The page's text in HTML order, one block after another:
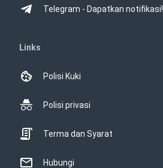
Telegram - Dapatkan notifikasi!
Links
Polisi Kuki
Polisi privasi
Terma dan Syarat
Hubungi